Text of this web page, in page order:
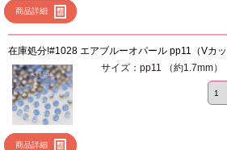
商品詳細
在庫処分!#1028 エアブルーオパール pp11（Vカ
商品詳細
サイズ：pp11 （約1.7mm）